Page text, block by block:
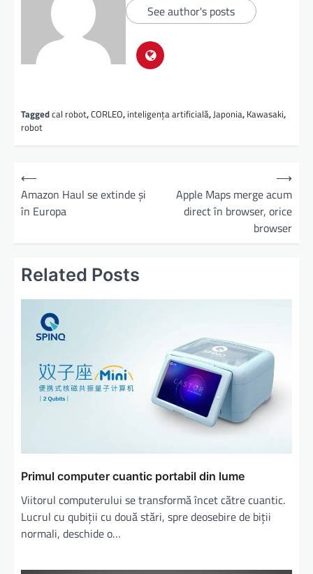
See author's posts
Taggedcal robot,CORLEO, inteligența artificială, Japonia, Kawasaki,
robot
⟵
Amazon Haul se extinde şi
în Europa
Apple Maps merge acum
direct în browser, orice
browser
⟶
Related Posts
Primul computer cuantic portabil din lume
Viitorul computerului se transformă încet către cuantic.
Lucrul cu qubiții cu două stări, spre deosebire de biții
normali, deschide o…